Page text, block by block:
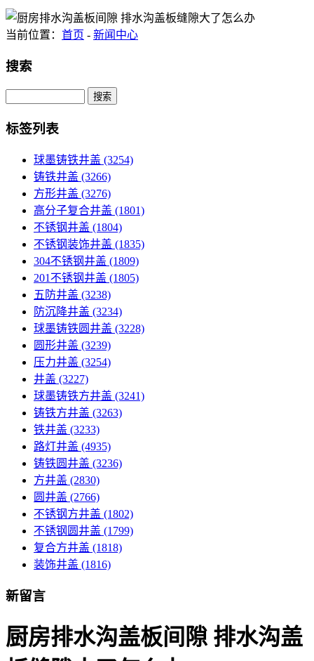
当前位置： 首页 - 新闻中心
搜索
Search
标签列表
球墨铸铁井盖 (3254)
铸铁井盖 (3266)
方形井盖 (3276)
高分子复合井盖 (1801)
不锈钢井盖 (1804)
不锈钢装饰井盖 (1835)
304不锈钢井盖 (1809)
201不锈钢井盖 (1805)
五防井盖 (3238)
防沉降井盖 (3234)
球墨铸铁圆井盖 (3228)
圆形井盖 (3239)
压力井盖 (3254)
井盖 (3227)
球墨铸铁方井盖 (3241)
铸铁方井盖 (3263)
铁井盖 (3233)
路灯井盖 (4935)
铸铁圆井盖 (3236)
方井盖 (2830)
圆井盖 (2766)
不锈钢方井盖 (1802)
不锈钢圆井盖 (1799)
复合方井盖 (1818)
装饰井盖 (1816)
新留言
厨房排水沟盖板间隙 排水沟盖